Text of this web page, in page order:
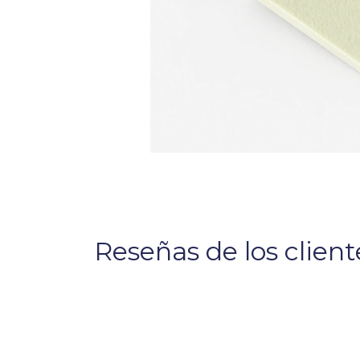
Reseñas de los